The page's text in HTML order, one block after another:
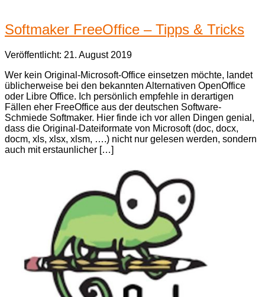
Softmaker FreeOffice – Tipps & Tricks
Veröffentlicht: 21. August 2019
Wer kein Original-Microsoft-Office einsetzen möchte, landet
üblicherweise bei den bekannten Alternativen OpenOffice
oder Libre Office. Ich persönlich empfehle in derartigen
Fällen eher FreeOffice aus der deutschen Software-
Schmiede Softmaker. Hier finde ich vor allen Dingen genial,
dass die Original-Dateiformate von Microsoft (doc, docx,
docm, xls, xlsx, xlsm, ….) nicht nur gelesen werden, sondern
auch mit erstaunlicher […]